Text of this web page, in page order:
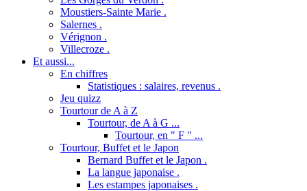
Moustiers-Sainte Marie .
Salernes .
Vérignon .
Villecroze .
Et aussi...
En chiffres
Statistiques : salaires, revenus .
Jeu quizz
Tourtour de A à Z
Tourtour, de A à G ...
Tourtour, en " F " ...
Tourtour, Buffet et le Japon
Bernard Buffet et le Japon .
La langue japonaise .
Les estampes japonaises .